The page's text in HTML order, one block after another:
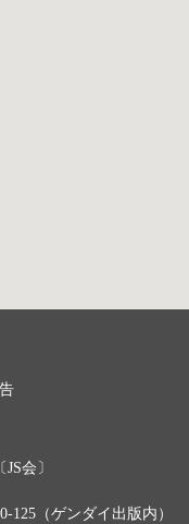
会〕
125（ゲンダイ出版内）